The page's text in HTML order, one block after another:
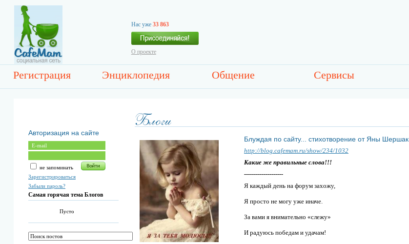
Нас уже 33 863
О проекте
Регистрация Энциклопедия Общение Сервисы
Авторизация на сайте
не запоминать
Зарегистрироваться
Забыли пароль?
Самая горячая тема Блогов
Пусто
Блуждая по сайту... стихотворение от Яны Шершак.
http://blog.cafemam.ru/show/234/1032
Какие же правильные слова!!!
--------------------
Я каждый день на форум захожу,
Я просто не могу уже иначе.
За вами я внимательно «слежу»
И радуюсь победам и удачам!